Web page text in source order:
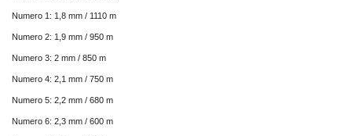
Numero 1: 1,8 mm / 1110 m
Numero 2: 1,9 mm / 950 m
Numero 3: 2 mm / 850 m
Numero 4: 2,1 mm / 750 m
Numero 5: 2,2 mm / 680 m
Numero 6: 2,3 mm / 600 m